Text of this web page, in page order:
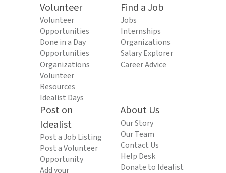
Volunteer
Volunteer
Opportunities
Done in a Day
Opportunities
Organizations
Volunteer
Resources
Idealist Days
Find a Job
Jobs
Internships
Organizations
Salary Explorer
Career Advice
Post on
Idealist
Post a Job Listing
Post a Volunteer
Opportunity
Add your
About Us
Our Story
Our Team
Contact Us
Help Desk
Donate to Idealist